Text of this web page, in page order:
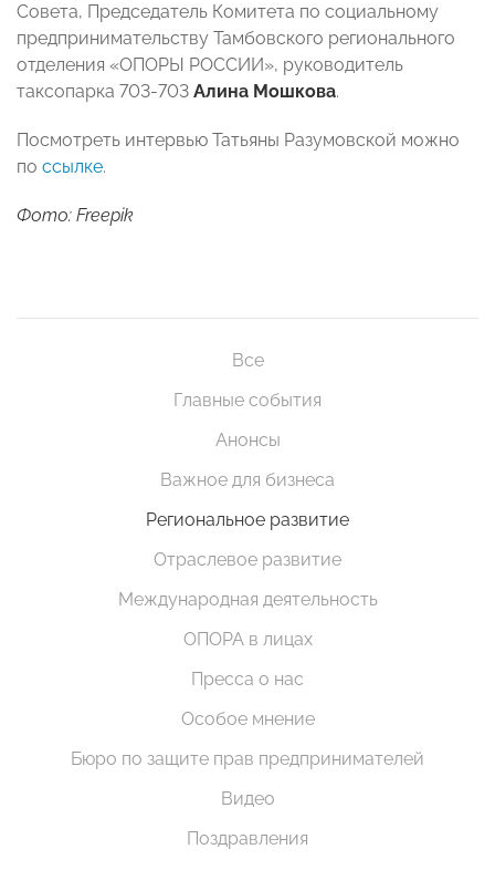
Совета, Председатель Комитета по социальному
предпринимательству Тамбовского регионального
отделения «ОПОРЫ РОССИИ», руководитель
таксопарка 703-703 Алина Мошкова.
Посмотреть интервью Татьяны Разумовской можно
по ссылке.
Фото: Freepik
Все
Главные события
Анонсы
Важное для бизнеса
Региональное развитие
Отраслевое развитие
Международная деятельность
ОПОРА в лицах
Пресса о нас
Особое мнение
Бюро по защите прав предпринимателей
Видео
Поздравления